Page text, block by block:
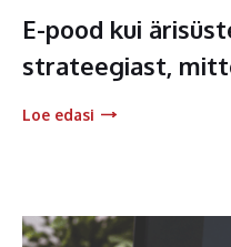
E-pood kui
strateegiast,
Loe edasi